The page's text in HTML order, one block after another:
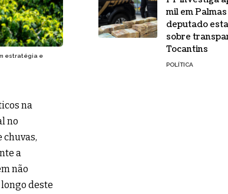
estratégia e
na
no
chuvas,
a
não
deste
mil em
deputado
sobre
Tocantins
POLÍTICA